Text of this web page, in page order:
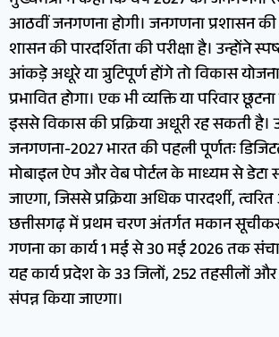
आठवीं जनगणना होगी। जनगणना प्रशासन
शासन की पारदर्शिता की परीक्षा है। उन्होंने
आंकड़े अधूरे या त्रुटिपूर्ण होंगे तो विकास
प्रभावित होगा। एक भी व्यक्ति या परिवार
इससे विकास की प्रक्रिया अधूरी रह सकती है।
जनगणना-2027 भारत की पहली पूर्णतः
मोबाइल ऐप और वेब पोर्टल के माध्यम से
जाएगा, जिससे प्रक्रिया अधिक पारदर्शी, त्वरित
छत्तीसगढ़ में प्रथम चरण अंतर्गत मकान
गणना का कार्य 1 मई से 30 मई 2026 तक
यह कार्य प्रदेश के 33 जिलों, 252 तहसीलों और
संपन्न किया जाएगा।